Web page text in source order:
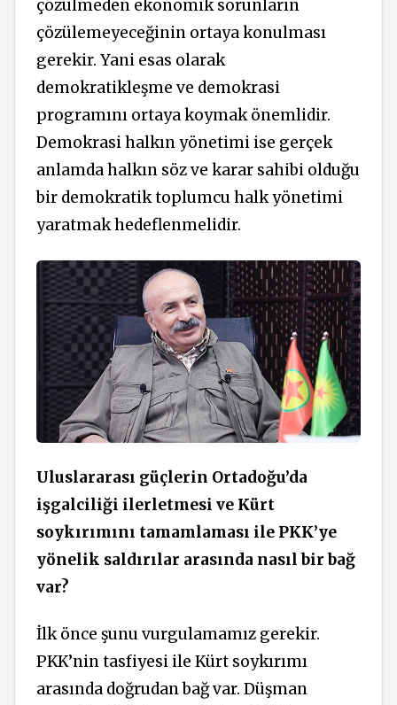
çözülmeden ekonomik sorunların
çözülemeyeceğinin ortaya konulması
gerekir. Yani esas olarak
demokratikleşme ve demokrasi
programını ortaya koymak önemlidir.
Demokrasi halkın yönetimi ise gerçek
anlamda halkın söz ve karar sahibi olduğu
bir demokratik toplumcu halk yönetimi
yaratmak hedeflenmelidir.
Uluslararası güçlerin Ortadoğu’da
işgalciliği ilerletmesi ve Kürt
soykırımını tamamlaması ile PKK’ye
yönelik saldırılar arasında nasıl bir bağ
var?
İlk önce şunu vurgulamamız gerekir.
PKK’nin tasfiyesi ile Kürt soykırımı
arasında doğrudan bağ var. Düşman